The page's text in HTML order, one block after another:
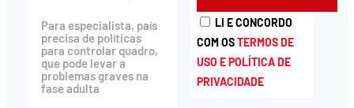
Para especialista, país
precisa de políticas
para controlar quadro,
que pode levar a
problemas graves na
fase adulta
LI E CONCORDO
COM OSTERMOS DE
USO E POLÍTICA DE
PRIVACIDADE